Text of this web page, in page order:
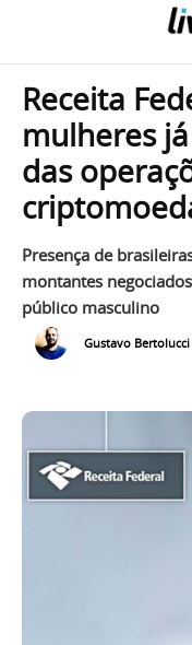
Receita
mulheres
das
Presença de
montantes
público masculino
Gustavo Bertolucci